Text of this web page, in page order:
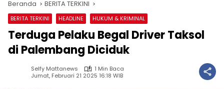
Beranda BERITA TERKINI
BERITA TERKINI HEADLINE HUKUM & KRIMINAL
Terduga Pelaku Begal Driver Taksol
di Palembang Diciduk
Selfy Mattanews
1 Min Baca
Jumat, Februari 21 2025 16:18 WIB